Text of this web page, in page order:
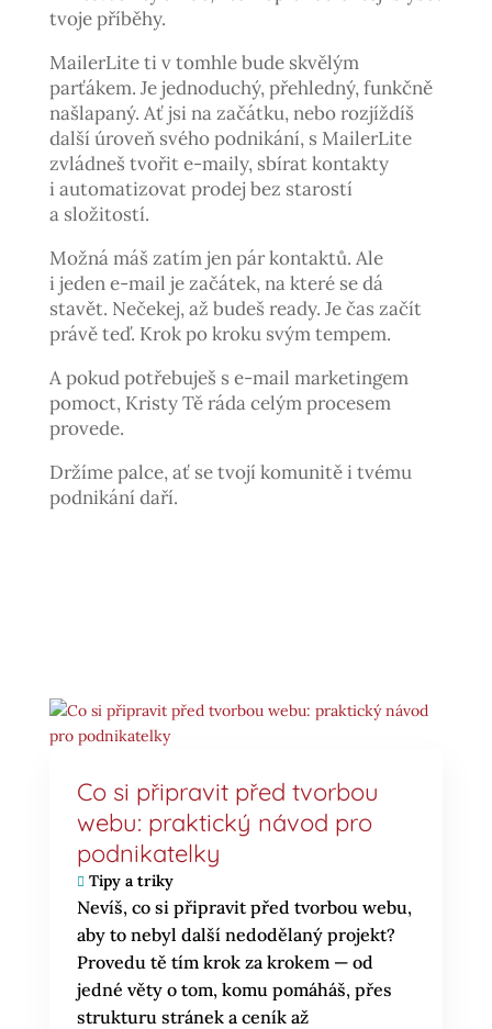
tvoje příběhy.
MailerLite ti v tomhle bude skvělým
parťákem. Je jednoduchý, přehledný, funkčně
našlapaný. Ať jsi na začátku, nebo rozjíždíš
další úroveň svého podnikání, s MailerLite
zvládneš tvořit e-maily, sbírat kontakty
i automatizovat prodej bez starostí
a složitostí.
Možná máš zatím jen pár kontaktů. Ale
i jeden e-mail je začátek, na které se dá
stavět. Nečekej, až budeš ready. Je čas začít
právě teď. Krok po kroku svým tempem.
A pokud potřebuješ s e-mail marketingem
pomoct, Kristy Tě ráda celým procesem
provede.
Držíme palce, ať se tvojí komunitě i tvému
podnikání daří.
Co si připravit před tvorbou
webu: praktický návod pro
podnikatelky
Tipy a triky
Nevíš, co si připravit před tvorbou webu,
aby to nebyl další nedodělaný projekt?
Provedu tě tím krok za krokem — od
jedné věty o tom, komu pomáháš, přes
strukturu stránek a ceník až